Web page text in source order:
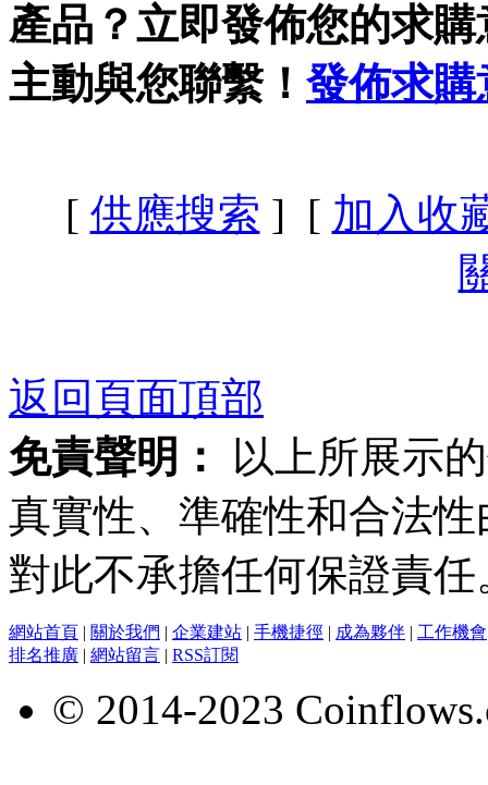
產品？立即發佈您的求
主動與您聯繫！ 發佈求購
[ 供應搜索 ] [ 加入收
返回頁面頂部
免責聲明：
以上所展示
真實性、準確性和合法
對此不承擔任何保證責任
網站首頁 | 關於我們 | 企業建站 | 手機捷徑 | 成為夥伴 | 工作機會
排名推廣 | 網站留言 | RSS訂閱
© 2014-2023